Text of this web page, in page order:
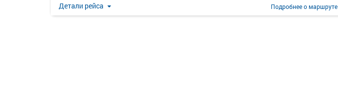
Детали рейса Подробнеео маршруте